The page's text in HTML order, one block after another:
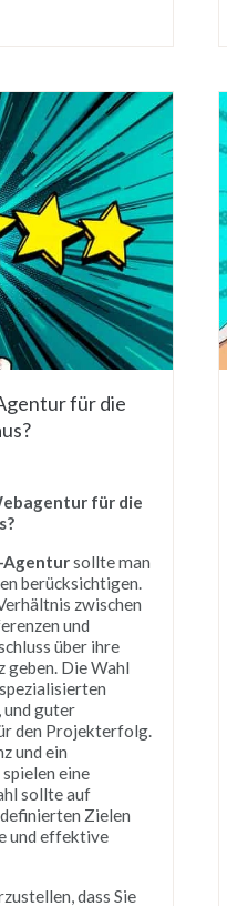
für die
für die
Agentursollte man
berücksichtigen.
zwischen
und
über ihre
geben. Die Wahl
guter
den Projekterfolg.
und ein
eine
sollte auf
Zielen
und effektive
dass Sie